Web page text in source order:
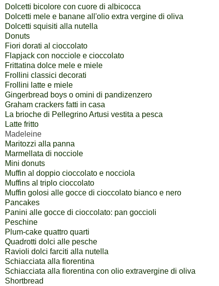
Dolcetti bicolore con cuore di albicocca
Dolcetti mele e banane all'olio extra vergine di oliva
Dolcetti squisiti alla nutella
Donuts
Fiori dorati al cioccolato
Flapjack con nocciole e cioccolato
Frittatina dolce mele e miele
Frollini classici decorati
Frollini latte e miele
Gingerbread boys o omini di pandizenzero
Graham crackers fatti in casa
La brioche di Pellegrino Artusi vestita a pesca
Latte fritto
Madeleine
Maritozzi alla panna
Marmellata di nocciole
Mini donuts
Muffin al doppio cioccolato e nocciola
Muffins al triplo cioccolato
Muffin golosi alle gocce di cioccolato bianco e nero
Pancakes
Panini alle gocce di cioccolato: pan goccioli
Peschine
Plum-cake quattro quarti
Quadrotti dolci alle pesche
Ravioli dolci farciti alla nutella
Schiacciata alla fiorentina
Schiacciata alla fiorentina con olio extravergine di oliva
Shortbread